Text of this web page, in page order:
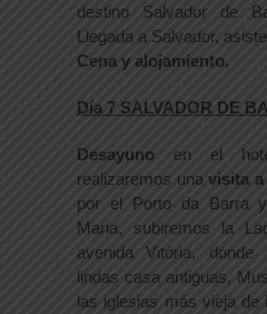
destino Salvador de
Llegada a Salvador,
Cena y alojamiento.
Día 7 SALVADOR DE
Desayuno en el
realizaremos unavisita
por el Porto da Barra
Maria, subiremos la
avenida Vitória, donde
lindas casa antiguas,
las iglesias más vieja de